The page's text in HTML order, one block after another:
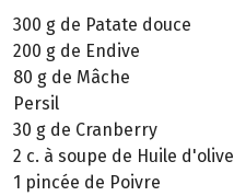
300 g de Patate douce
200 g de Endive
80 g de Mâche
Persil
30 g de Cranberry
2 c. à soupe de Huile d'olive
1 pincée de Poivre